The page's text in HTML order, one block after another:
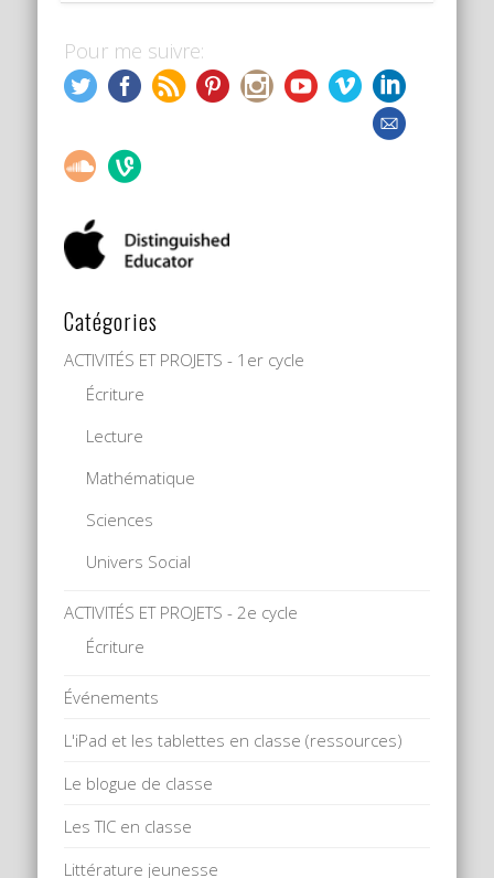
Pour me suivre:
Catégories
ACTIVITÉS ET PROJETS - 1er cycle
Écriture
Lecture
Mathématique
Sciences
Univers Social
ACTIVITÉS ET PROJETS - 2e cycle
Écriture
Événements
L'iPad et les tablettes en classe (ressources)
Le blogue de classe
Les TIC en classe
Littérature jeunesse